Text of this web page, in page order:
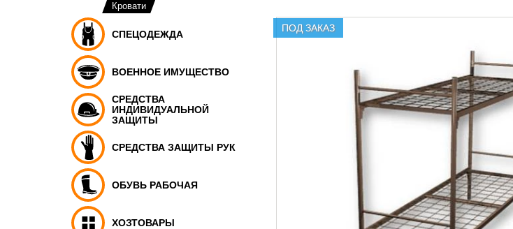
Кровати
СПЕЦОДЕЖДА
ВОЕННОЕ ИМУЩЕСТВО
СРЕДСТВА
ИНДИВИДУАЛЬНОЙ
ЗАЩИТЫ
СРЕДСТВА ЗАЩИТЫ РУК
ОБУВЬ РАБОЧАЯ
ХОЗТОВАРЫ
ПОД ЗАКАЗ